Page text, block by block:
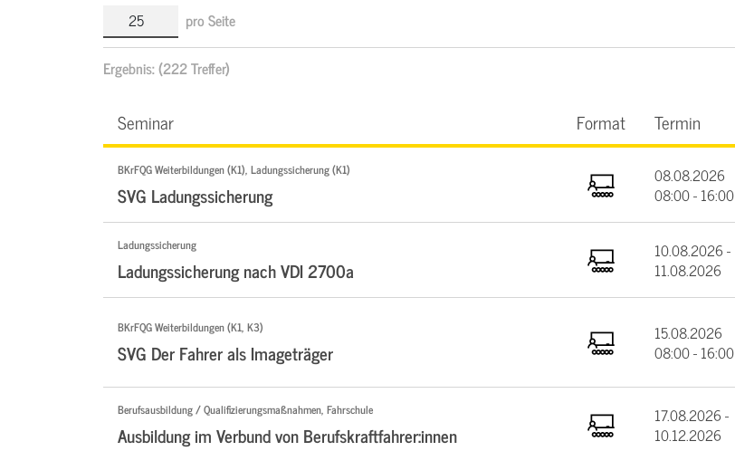
pro Seite
Ergebnis:(222 Treffer)
Seminar Format Termin
BKrFQG Weiterbildungen (K1), Ladungssicherung (K1)
SVG Ladungssicherung
08.08.2026
08:00 - 16:00
Ladungssicherung
Ladungssicherung nach VDI 2700a
10.08.2026 -
11.08.2026
BKrFQG Weiterbildungen (K1, K3)
SVG Der Fahrer als Imageträger
15.08.2026
08:00 - 16:00
Berufsausbildung / Qualifizierungsmaßnahmen, Fahrschule
Ausbildung im Verbund von Berufskraftfahrer:innen
17.08.2026 -
10.12.2026